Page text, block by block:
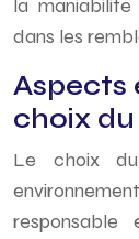
la
dans les
Aspects
choix
Le choix
responsable